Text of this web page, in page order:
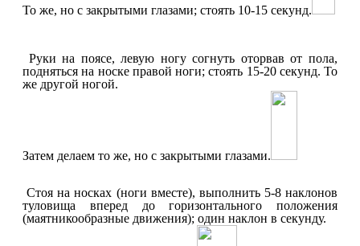
То же, но с закрытыми глазами; стоять 10-15 секунд.
Руки на поясе, левую ногу согнуть оторвав от пола,
подняться на носке правой ноги; стоять 15-20 секунд. То
же другой ногой.
Затем делаем то же, но с закрытыми глазами.
Стоя на носках (ноги вместе), выполнить 5-8 наклонов
туловища вперед до горизонтального положения
(маятникообразные движения); один наклон в секунду.